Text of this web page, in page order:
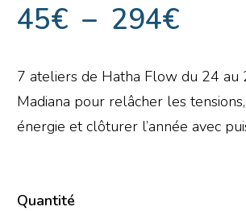
45€ – 294€
7 ateliers de Hatha Flow du 24 au
Madiana pour relâcher les
énergie et clôturer l’année avec
Quantité